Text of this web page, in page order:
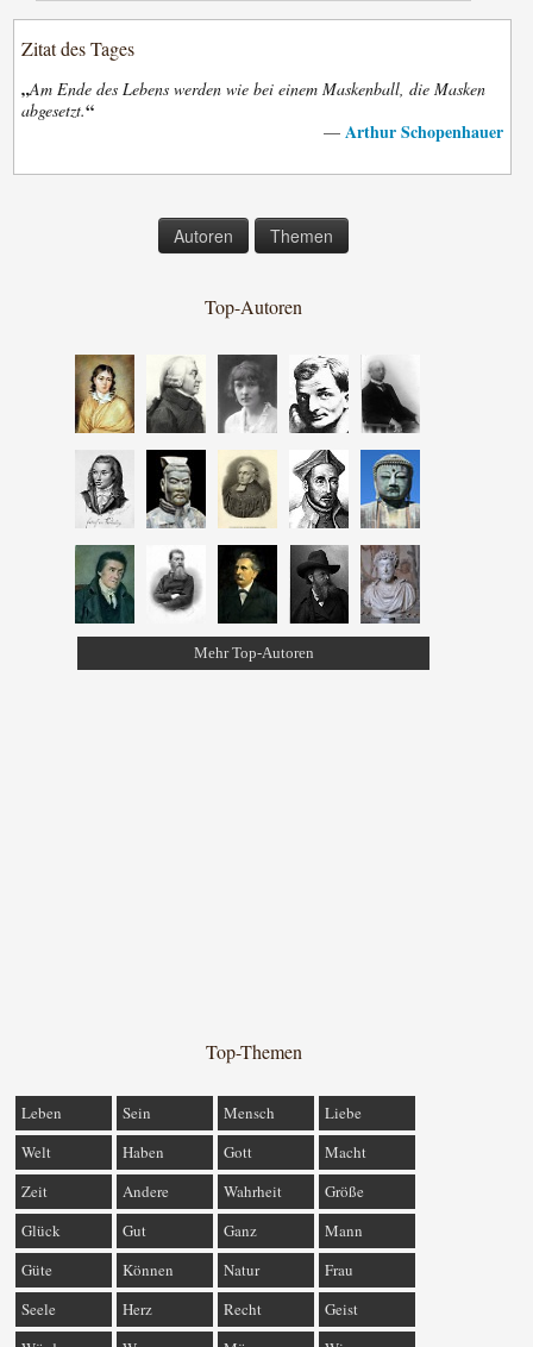
Zitat des Tages
„Am Ende des Lebens werden wie bei einem Maskenball, die Masken
abgesetzt.“
— Arthur Schopenhauer
Autoren Themen
Top-Autoren
Mehr Top-Autoren
Top-Themen
Leben Sein Mensch
Liebe
Welt
Haben Gott
Macht
Zeit
Andere Wahrheit
Größe
Glück
Gut Ganz
Mann
Güte
Können Natur
Frau
Seele
Herz Recht
Geist